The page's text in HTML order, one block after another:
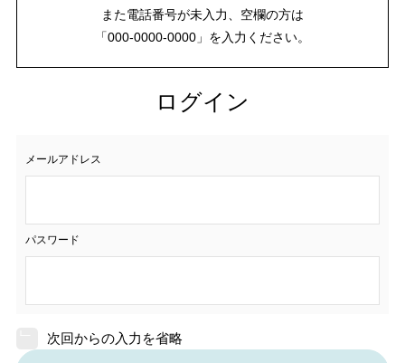
また電話番号が未入力、空欄の方は
「000-0000-0000」を入力ください。
ログイン
メールアドレス
パスワード
次回からの入力を省略